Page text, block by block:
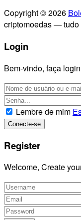
Copyright © 2026
criptomoedas — tudo
Login
Bem-vindo, faça
Lembre de mim
Register
Welcome, Create